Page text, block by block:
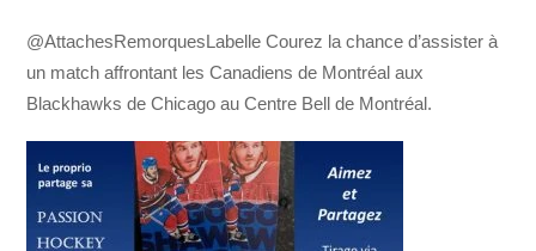
@AttachesRemorquesLabelle Courez la chance d’assister à
un match affrontant les Canadiens de Montréal aux
Blackhawks de Chicago au Centre Bell de Montréal.